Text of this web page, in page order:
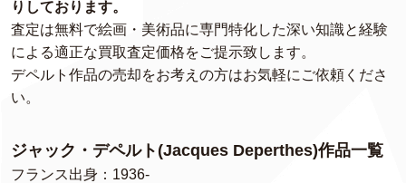
りしております。
査定は無料で絵画・美術品に専門特化した深い知識と経験
による適正な買取査定価格をご提示致します。
デペルト作品の売却をお考えの方はお気軽にご依頼くださ
い。
ジャック・デペルト(Jacques Deperthes)作品一覧
フランス出身：1936-